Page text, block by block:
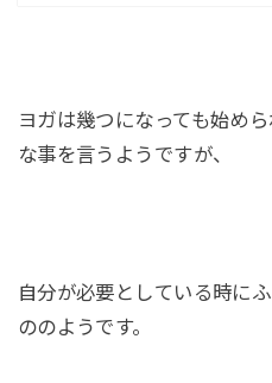
ヨガは幾つになっても始め
な事を言うようですが、
自分が必要としている時に
ののようです。